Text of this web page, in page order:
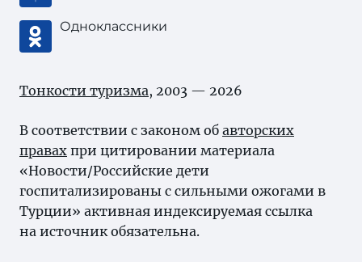
Одноклассники
Тонкости туризма, 2003 — 2026
В соответствии с законом об авторских
правах при цитировании материала
«Новости/Российские дети
госпитализированы с сильными ожогами в
Турции» активная индексируемая ссылка
на источник обязательна.